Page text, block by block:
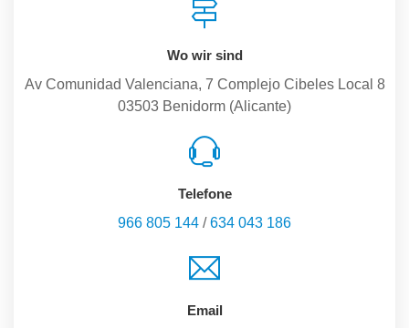
Wo wir sind
Av Comunidad Valenciana, 7 Complejo Cibeles Local 8
03503 Benidorm (Alicante)
Telefone
966 805 144 /634 043 186
Email